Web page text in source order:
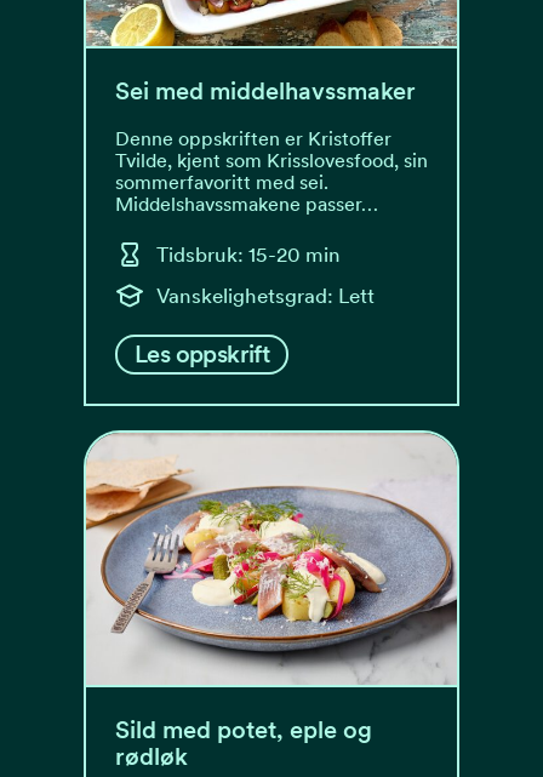
Sei med middelhavssmaker
Denne oppskriften er Kristoffer
Tvilde, kjent som Krisslovesfood, sin
sommerfavoritt med sei.
Middelshavssmakene passer…
Tidsbruk: 15-20 min
Vanskelighetsgrad: Lett
Les oppskrift
Sild med potet, eple og
rødløk